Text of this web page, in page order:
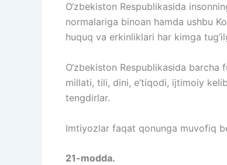
O‘zbekiston Respublikasida
normalariga binoan hamda ushbu
huquq va erkinliklari har kimga
O‘zbekiston Respublikasida
millati, tili, dini, e’tiqodi, ijtimoiy
tengdirlar.
Imtiyozlar faqat qonunga muvofiq
21-modda.